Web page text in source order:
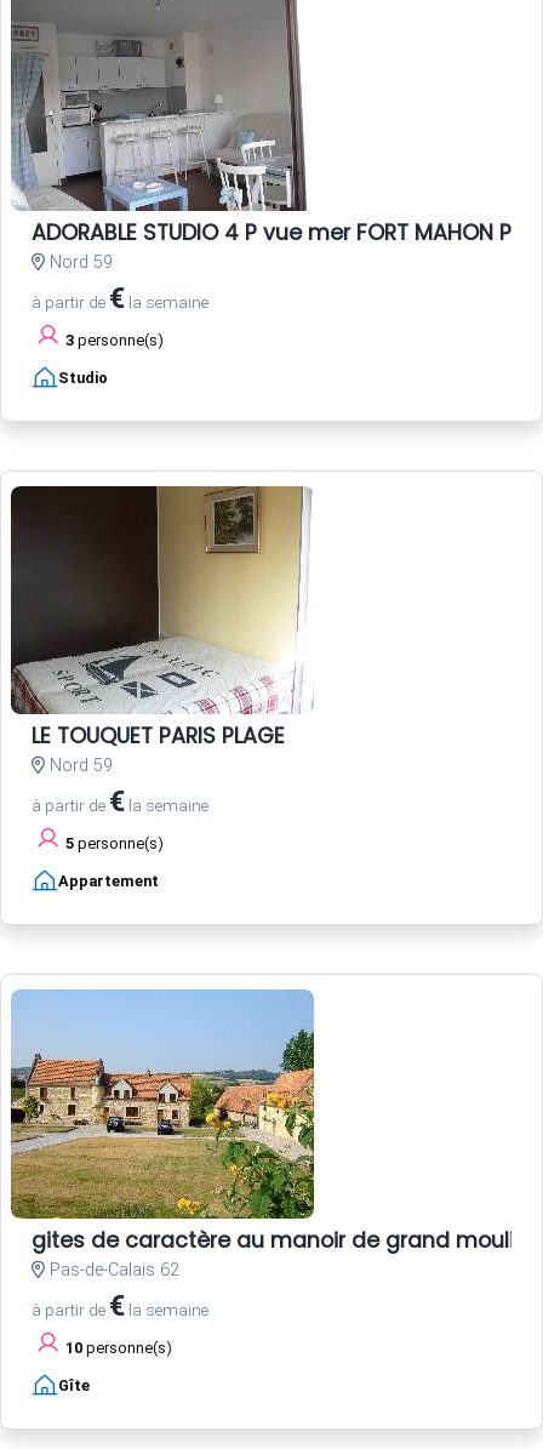
ADORABLE STUDIO 4 P vue mer FORT MAHON
Nord 59
à partir de € la semaine
3 personne(s)
Studio
LE TOUQUET PARIS PLAGE
Nord 59
à partir de € la semaine
5 personne(s)
Appartement
gites de caractère au manoir de grand moulin
Pas-de-Calais 62
à partir de € la semaine
10 personne(s)
Gîte